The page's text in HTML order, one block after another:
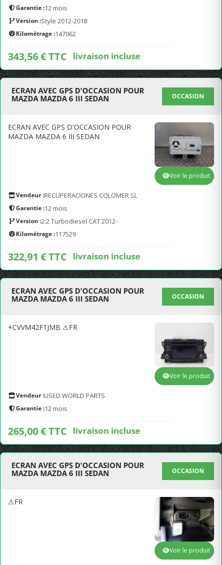
Garantie :12 mois
Version :Style 2012-2018
Kilométrage :147062
343,56 € TTC livraison incluse
ECRAN AVEC GPS D'OCCASION POUR
MAZDA MAZDA 6 III SEDAN
OCCASION
ECRAN AVEC GPS D'OCCASION POUR
MAZDA MAZDA 6 III SEDAN
Vendeur :RECUPERACIONES COLOMER SL
Garantie :12 mois
Version :2.2 Turbodiesel CAT 2012-
Kilométrage :117529
322,91 € TTC livraison incluse
Voir le produit
ECRAN AVEC GPS D'OCCASION POUR
MAZDA MAZDA 6 III SEDAN
OCCASION
+CVVM42F1JMB ⚠FR
Vendeur :USED WORLD PARTS
Garantie :12 mois
265,00 € TTC livraison incluse
Voir le produit
ECRAN AVEC GPS D'OCCASION POUR
MAZDA MAZDA 6 III SEDAN
OCCASION
⚠FR
Voir le produit